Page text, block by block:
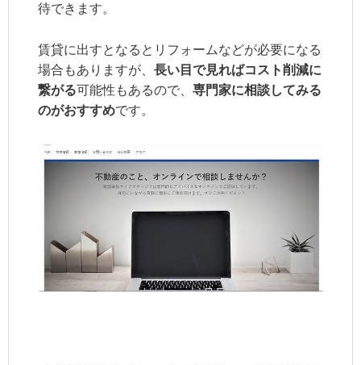
待できます。
賃貸に出すとなるとリフォームなどが必要になる
場合もありますが、 長い目で見ればコスト削減に
繋がる可能性もあるので、 専門家に相談してみる
のがおすすめです。